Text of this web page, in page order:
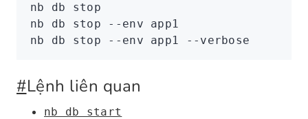
nb db stop
nb db stop --env app1
nb db stop --env app1 --verbose
#Lệnh liên quan
nb db start